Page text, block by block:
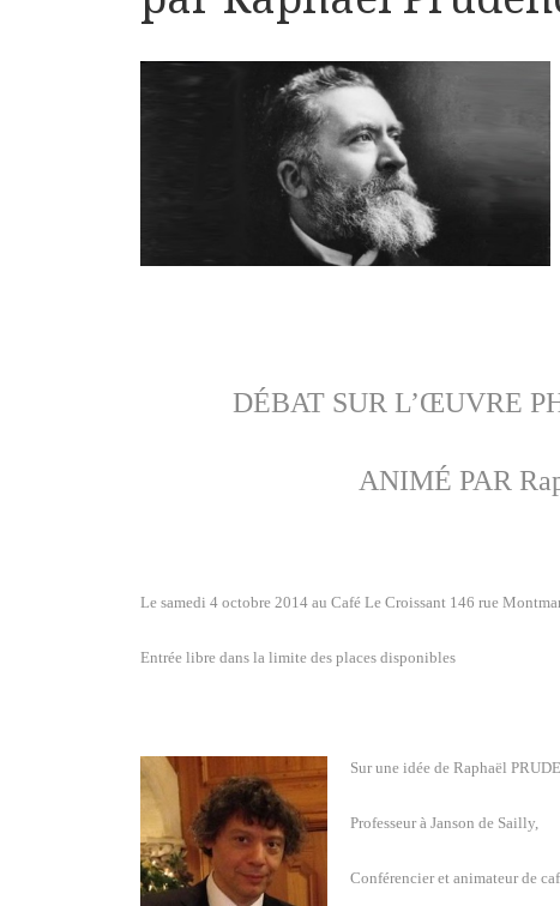
DÉBAT SUR L’ŒUVRE
ANIMÉ PAR
Le samedi 4 octobre 2014 au Café Le Croissant 146 rue
Entrée libre dans la limite des places disponibles
Sur une idée de Raphaël
Professeur à Janson de Sailly,
Conférencier et animateur de